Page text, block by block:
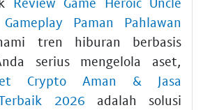
Paman Pahlawan
tren hiburan berbasis
serius mengelola aset,
Crypto Aman & Jasa
2026 adalah solusi